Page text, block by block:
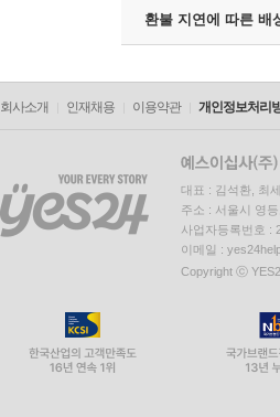
환불 지연에 따른 배
회사소개 인재채용 이용약관 개인정보처리
대표 : 김석환, 최
주소 : 서울시 영
사업자등록번호 :
이메일 :
Copyright ⓒ